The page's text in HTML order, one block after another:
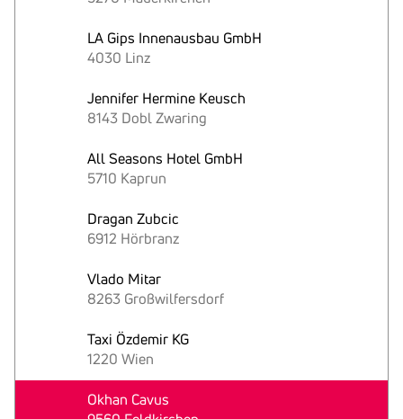
LA Gips Innenausbau GmbH
4030 Linz
Jennifer Hermine Keusch
8143 Dobl Zwaring
All Seasons Hotel GmbH
5710 Kaprun
Dragan Zubcic
6912 Hörbranz
Vlado Mitar
8263 Großwilfersdorf
Taxi Özdemir KG
1220 Wien
Okhan Cavus